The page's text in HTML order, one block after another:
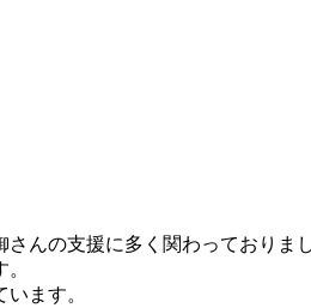
んの支援に多く関わっておりまし
ます。